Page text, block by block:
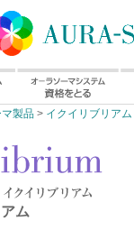
製品 > イクイリブリアム
ム